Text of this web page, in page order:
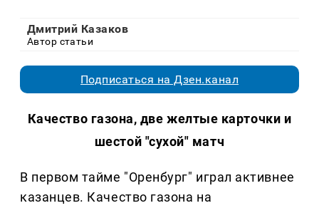
Дмитрий Казаков
Автор статьи
Подписаться на Дзен.канал
Качество газона, две желтые карточки и
шестой "сухой" матч
В первом тайме "Оренбург" играл активнее
казанцев. Качество газона на